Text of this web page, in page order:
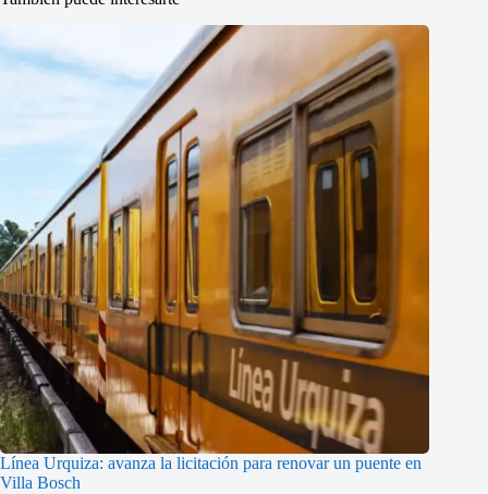
Línea Urquiza: avanza la licitación para renovar un puente en
Villa Bosch